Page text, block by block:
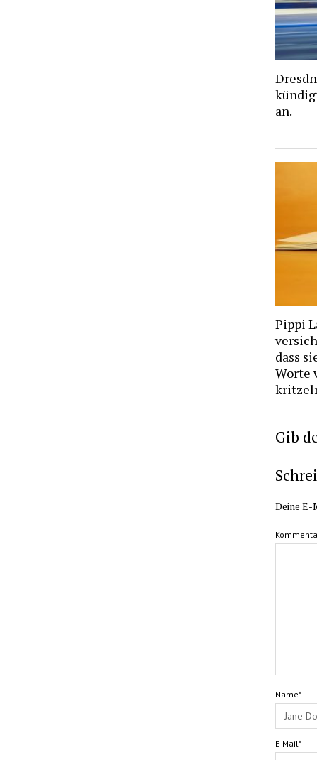
an.
Pippi
dass
Worte
Gib
Deine
Name*
E-Mail*